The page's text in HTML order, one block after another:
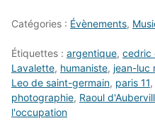
Catégories : Évènements,
Étiquettes : argentique, cedric
Lavalette, humaniste, jean-luc
Leo de saint-germain, paris 11,
photographie, Raoul
l'occupation